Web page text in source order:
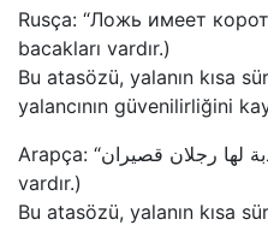
Rusça: “Ложь имеет
bacakları vardır.)
Bu atasözü, yalanın kısa
yalancının güvenilirliğini
Arapça: “الكذبة لها رجلان قصيران.” (Yalanın kısa bacakları
vardır.)
Bu atasözü, yalanın kısa